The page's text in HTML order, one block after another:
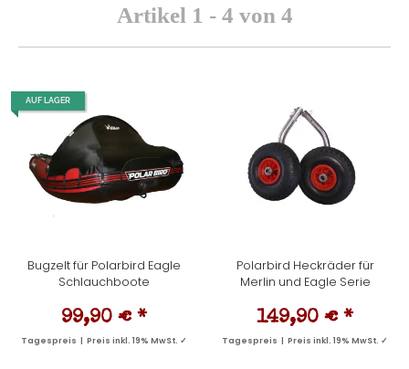
Artikel 1 - 4 von 4
AUF LAGER
Bugzelt für Polarbird Eagle
Schlauchboote
99,90 € *
Tagespreis | Preis inkl. 19% MwSt. ✓
Polarbird Heckräder für
Merlin und Eagle Serie
149,90 € *
Tagespreis | Preis inkl. 19% MwSt. ✓